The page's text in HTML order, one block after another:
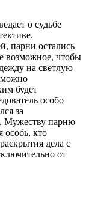
о судьбе
парни остались
возможное, чтобы
на светлую
можно
будет
особо
за
Мужеству парню
особь, кто
дела с
от